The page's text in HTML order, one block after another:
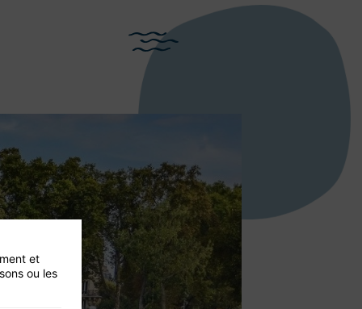
et
ou les